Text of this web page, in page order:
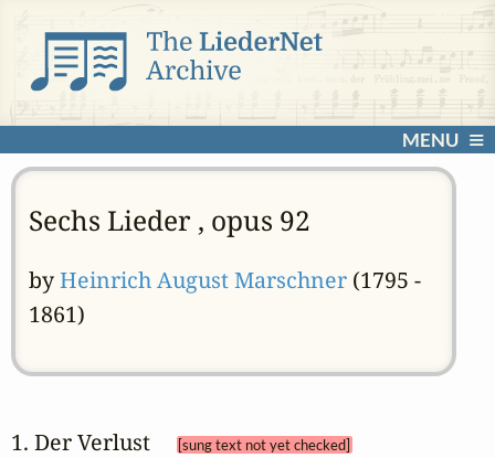
MENU
Sechs Lieder , opus 92
byHeinrich August Marschner(1795 -
1861)
1. Der Verlust [sung text not yet checked]